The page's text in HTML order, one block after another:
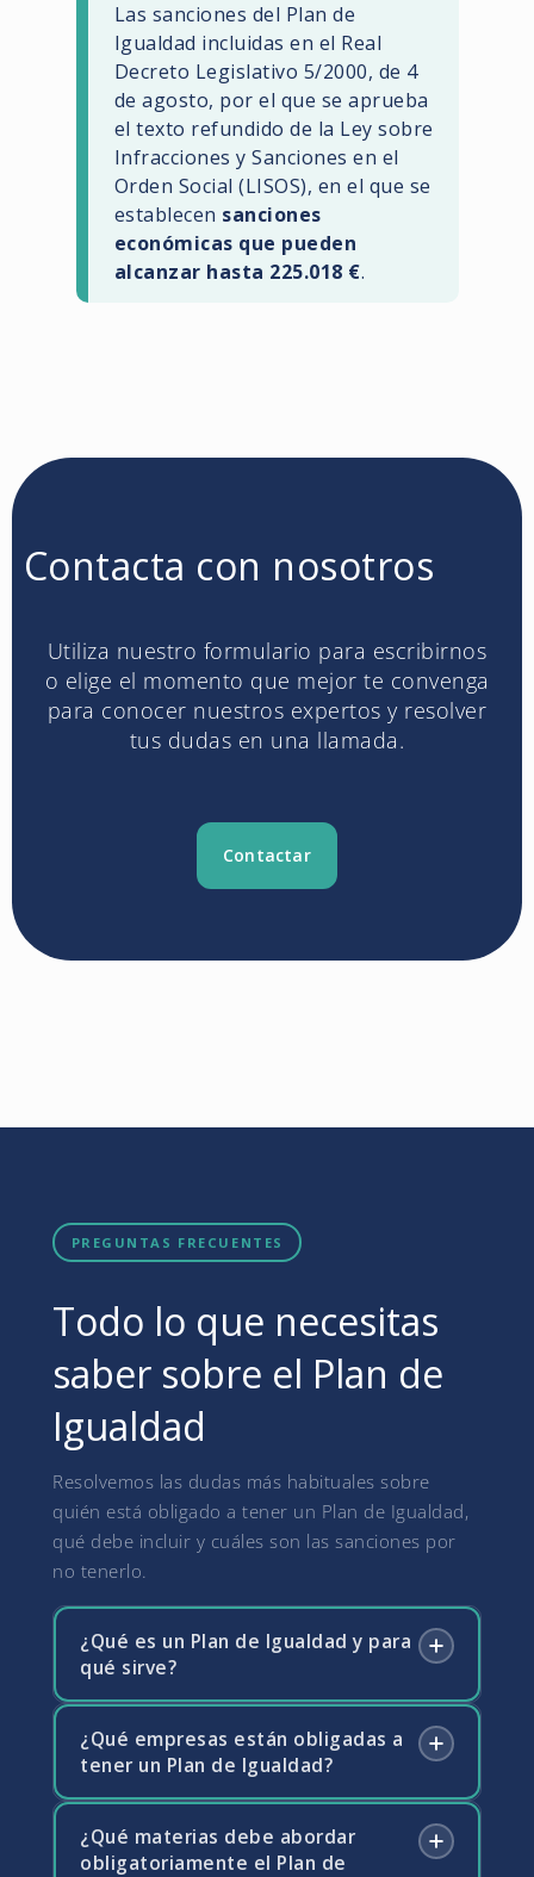
Las sanciones del Plan de
Igualdad incluidas en el Real
Decreto Legislativo 5/2000, de 4
de agosto, por el que se aprueba
el texto refundido de la Ley sobre
Infracciones y Sanciones en el
Orden Social (LISOS), en el que se
establecen sanciones
económicas que pueden
alcanzar hasta 225.018 €.
Contacta con nosotros
Utiliza nuestro formulario para escribirnos
o elige el momento que mejor te convenga
para conocer nuestros expertos y resolver
tus dudas en una llamada.
Contactar
PREGUNTAS FRECUENTES
Todo lo que necesitas
saber sobre el Plan de
Igualdad
Resolvemos las dudas más habituales sobre
quién está obligado a tener un Plan de Igualdad,
qué debe incluir y cuáles son las sanciones por
no tenerlo.
¿Qué es un Plan de Igualdad y para
qué sirve?
Un Plan de Igualdad es un conjunto ordenado
de medidas adoptadas en la empresa para
alcanzar la igualdad de trato y oportunidades
entre mujeres y hombres y eliminar la
discriminación por razón de sexo. Incluye un
¿Qué empresas están obligadas a
tener un Plan de Igualdad?
Desde la entrada en vigor del Real Decreto-
ley 6/2019, están obligadas a negociar y
¿Qué materias debe abordar
obligatoriamente el Plan de